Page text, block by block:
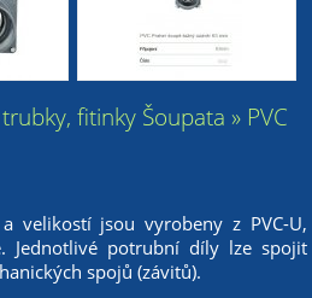
fitinky Šoupata » PVC
velikostí jsou vyrobeny z PVC-U,
Jednotlivé potrubní díly lze spojit
spojů (závitů).